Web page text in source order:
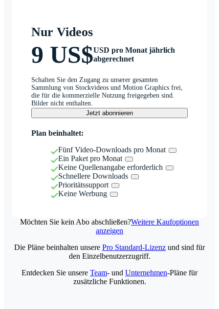
Nur Videos
9 US$USD pro Monat jährlich
abgerechnet
Schalten Sie den Zugang zu unserer gesamten
Sammlung von Stockvideos und Motion Graphics frei,
die für die kommerzielle Nutzung freigegeben sind.
Bilder nicht enthalten.
Jetzt abonnieren
Plan beinhaltet:
Fünf Video-Downloads pro Monat
Ein Paket pro Monat
Keine Quellenangabe erforderlich
Schnellere Downloads
Prioritätssupport
Keine Werbung
Möchten Sie kein Abo abschließen?Weitere Kaufoptionen
anzeigen
Die Pläne beinhalten unsere Pro Standard-Lizenz und sind für
den Einzelbenutzerzugriff.
Entdecken Sie unsere Team- und Unternehmen-Pläne für
zusätzliche Funktionen.